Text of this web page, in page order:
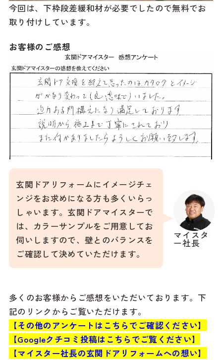
今回は、下枠段差緩和材が必要でしたので無料でお
取り付けしています。
お客様のご感想
マイスタ
ー社長
玄関ドアリフォームにイメージチェ
ンジをお求めになる方も多くいらっ
しゃいます。玄関ドアマイスターで
は、カラーサンプルをご用意してお
伺いしますので、壁とのバランスを
ご確認して決めていただけます。
多くのお客様からご感想をいただいております。下
記のリンクからご覧いただけます。
【その他のアンケートはこちらでご確認ください】
【Googleクチコミ投稿はこちらでご覧ください】
【マイスター社長の玄関ドアリフォームへの想い】